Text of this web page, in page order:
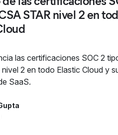
STAR nivel 2 en
las certificaciones SOC 2
2 en todo Elastic Cloud y
SaaS.